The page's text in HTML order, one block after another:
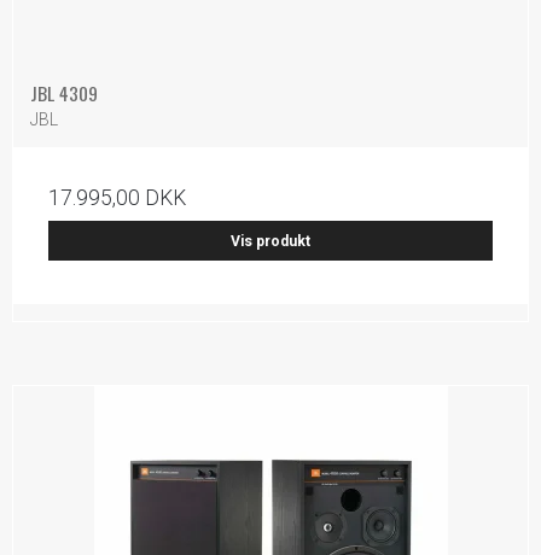
JBL 4309
JBL
17.995,00 DKK
Vis produkt